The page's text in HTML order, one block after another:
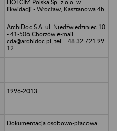
HOLCIM Polska Sp. z o.o. w
likwidacji - Wrocław, Kasztanowa 4b
ArchiDoc S.A. ul. Niedźwiedziniec 10
- 41-506 Chorzów e-mail:
cda@archidoc.pl; tel. +48 32 721 99
12
1996-2013
Dokumentacja osobowo-płacowa